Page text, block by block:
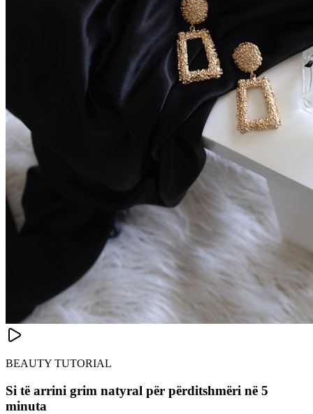
BEAUTY TUTORIAL
Si të arrini grim natyral për përditshmëri në 5
minuta